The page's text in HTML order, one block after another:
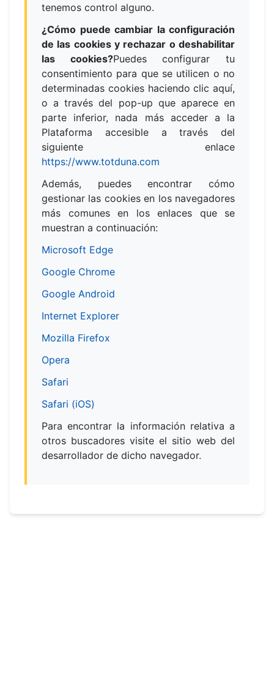
tenemos control alguno.
¿Cómo puede cambiar la configuración
de las cookies y rechazar o deshabilitar
las cookies?Puedes configurar tu
consentimiento para que se utilicen o no
determinadas cookies haciendo clic aquí,
o a través del pop-up que aparece en
parte inferior, nada más acceder a la
Plataforma accesible a través del
siguiente enlace
https://www.totduna.com
Además, puedes encontrar cómo
gestionar las cookies en los navegadores
más comunes en los enlaces que se
muestran a continuación:
Microsoft Edge
Google Chrome
Google Android
Internet Explorer
Mozilla Firefox
Opera
Safari
Safari (iOS)
Para encontrar la información relativa a
otros buscadores visite el sitio web del
desarrollador de dicho navegador.